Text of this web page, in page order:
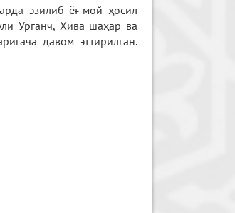
эзилиб ёғ-мой ҳосил
Урганч, Хива шаҳар ва
давом эттирилган.